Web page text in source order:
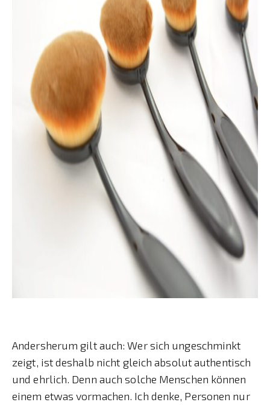
Andersherum gilt auch: Wer sich ungeschminkt
zeigt, ist deshalb nicht gleich absolut authentisch
und ehrlich. Denn auch solche Menschen können
einem etwas vormachen. Ich denke, Personen nur